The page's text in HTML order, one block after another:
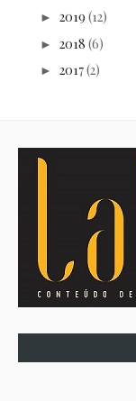
► 2019 (12)
► 2018 (6)
► 2017(2)